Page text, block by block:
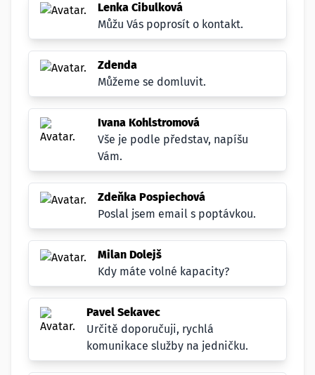
Lenka Cibulková
Můžu Vás poprosít o kontakt.
Zdenda
Můžeme se domluvit.
Ivana Kohlstromová
Vše je podle představ, napíšu
Vám.
Zdeňka Pospiechová
Poslal jsem email s poptávkou.
Milan Dolejš
Kdy máte volné kapacity?
Pavel Sekavec
Určitě doporučuji, rychlá
komunikace služby na jedničku.